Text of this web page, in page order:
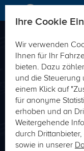
Direkt
Typ finden
Fahrzeug-Typ
Ihre Cookie
Wir verwenden
Ihnen für Ihr
bieten. Dazu
und die Steuerung
einem Klick auf
für anonyme
erhoben und an
Weitergehende
durch
sowie in unserer